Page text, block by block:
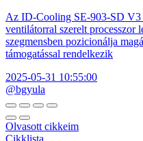
Az ID-Cooling SE-903-SD V3
ventilátorral szerelt processzor
szegmensben pozicionálja
támogatással rendelkezik
2025-05-31 10:55:00
@bgyula
Olvasott cikkeim
Cikklista